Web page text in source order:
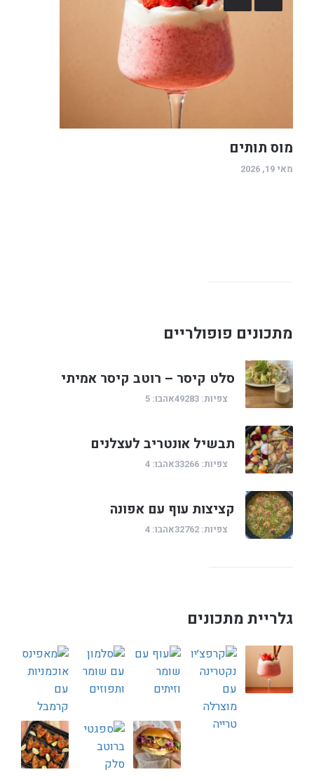
מוס תותים
מאי 19, 2026
מתכונים פופולריים
סלט קיסר – רוטב קיסר אמיתי
צפיות: 49283 אהבו: 5
תבשיל אונטריב לעצלנים
צפיות: 33266 אהבו: 4
קציצות עוף עם אפונה
צפיות: 32762 אהבו: 4
גלריית מתכונים